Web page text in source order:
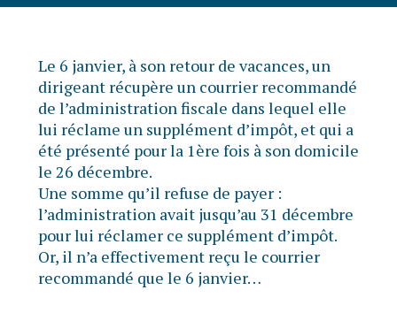
Le 6 janvier, à son retour de vacances, un
dirigeant récupère un courrier recommandé
de l’administration fiscale dans lequel elle
lui réclame un supplément d’impôt, et qui a
été présenté pour la 1ère fois à son domicile
le 26 décembre.
Une somme qu’il refuse de payer :
l’administration avait jusqu’au 31 décembre
pour lui réclamer ce supplément d’impôt.
Or, il n’a effectivement reçu le courrier
recommandé que le 6 janvier…